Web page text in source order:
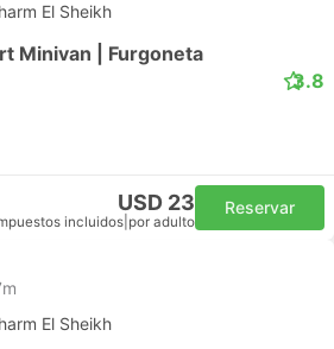
El Sheikh
Minivan | Furgoneta
3.8
USD 23
incluidos por adulto
Reservar
El Sheikh